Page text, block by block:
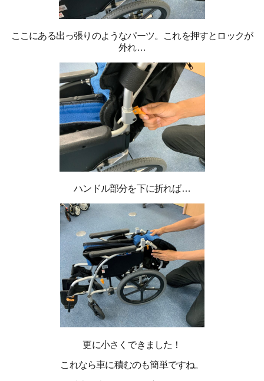
ここにある出っ張りのようなパーツ。これを押すとロックが
外れ…
ハンドル部分を下に折れば…
更に小さくできました！
これなら車に積むのも簡単ですね。